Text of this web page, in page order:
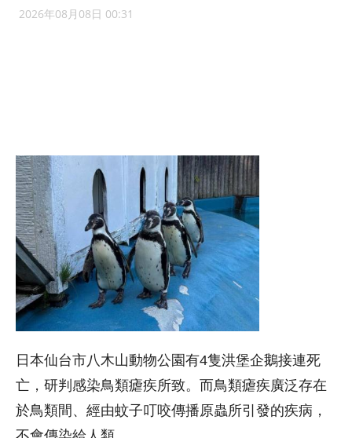
2026年08月08日 00:31
日本仙台市八木山動物公園有4隻洪堡企鵝接連死
亡，研判感染鳥類瘧疾所致。而鳥類瘧疾廣泛存在
於鳥類間、經由蚊子叮咬傳播原蟲所引發的疾病，